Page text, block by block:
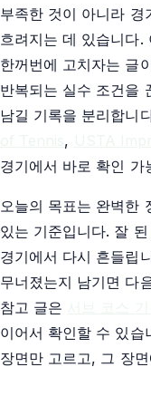
부족한 것이 아니라 경
흐려지는 데 있습니다
한꺼번에 고치자는 글
반복되는 실수 조건을
남길 기록을 분리합니
,
경기에서 바로 확인 가
오늘의 목표는 완벽한
있는 기준입니다. 잘
경기에서 다시 흔들립
무너졌는지 남기면 다
참고 글은
이어서 확인할 수 있습
장면만 고르고, 그 장